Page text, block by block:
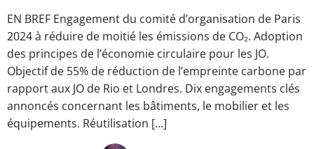
EN BREF Engagement du comité d’organisation de Paris
2024 à réduire de moitié les émissions de CO₂. Adoption
des principes de l’économie circulaire pour les JO.
Objectif de 55% de réduction de l’empreinte carbone par
rapport aux JO de Rio et Londres. Dix engagements clés
annoncés concernant les bâtiments, le mobilier et les
équipements. Réutilisation […]